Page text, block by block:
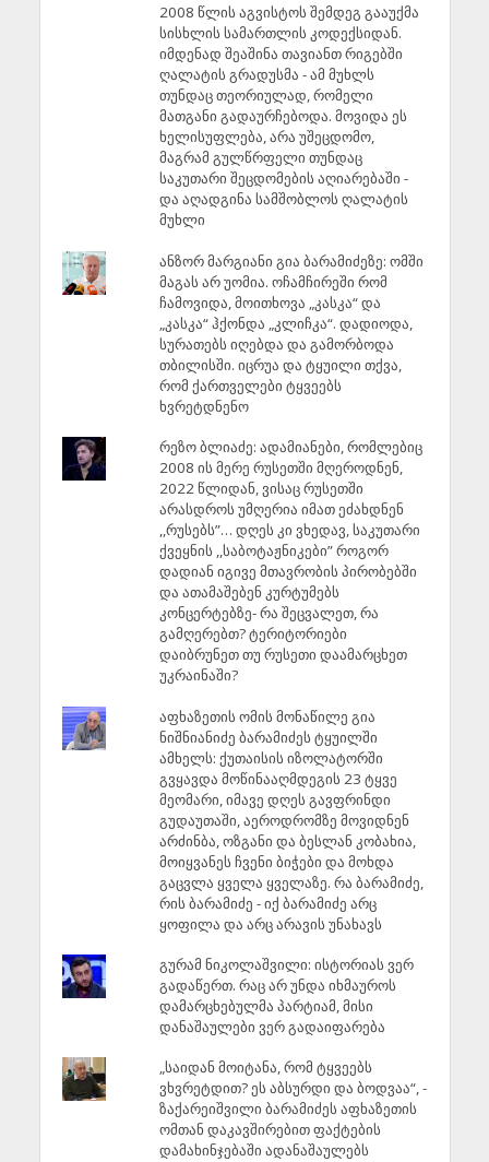
2008 წლის აგვისტოს შემდეგ გააუქმა
სისხლის სამართლის კოდექსიდან.
იმდენად შეაშინა თავიანთ რიგებში
ღალატის გრადუსმა - ამ მუხლს
თუნდაც თეორიულად, რომელი
მათგანი გადაურჩებოდა. მოვიდა ეს
ხელისუფლება, არა უშეცდომო,
მაგრამ გულწრფელი თუნდაც
საკუთარი შეცდომების აღიარებაში -
და აღადგინა სამშობლოს ღალატის
მუხლი
ანზორ მარგიანი გია ბარამიძეზე: ომში
მაგას არ უომია. ოჩამჩირეში რომ
ჩამოვიდა, მოითხოვა „კასკა“ და
„კასკა“ ჰქონდა „კლიჩკა“. დადიოდა,
სურათებს იღებდა და გამორბოდა
თბილისში. იცრუა და ტყუილი თქვა,
რომ ქართველები ტყვეებს
ხვრეტდნენო
რეზო ბლიაძე: ადამიანები, რომლებიც
2008 ის მერე რუსეთში მღეროდნენ,
2022 წლიდან, ვისაც რუსეთში
არასდროს უმღერია იმათ ეძახდნენ
,,რუსებს”… დღეს კი ვხედავ, საკუთარი
ქვეყნის ,,საბოტაჟნიკები” როგორ
დადიან იგივე მთავრობის პირობებში
და ათამაშებენ კურტუმებს
კონცერტებზე- რა შეცვალეთ, რა
გამღერებთ? ტერიტორიები
დაიბრუნეთ თუ რუსეთი დაამარცხეთ
უკრაინაში?
აფხაზეთის ომის მონაწილე გია
ნიშნიანიძე ბარამიძეს ტყუილში
ამხელს: ქუთაისის იზოლატორში
გვყავდა მოწინააღმდეგის 23 ტყვე
მეომარი, იმავე დღეს გავფრინდი
გუდაუთაში, აეროდრომზე მოვიდნენ
არძინბა, ოზგანი და ბესლან კობახია,
მოიყვანეს ჩვენი ბიჭები და მოხდა
გაცვლა ყველა ყველაზე. რა ბარამიძე,
რის ბარამიძე - იქ ბარამიძე არც
ყოფილა და არც არავის უნახავს
გურამ ნიკოლაშვილი: ისტორიას ვერ
გადაწერთ. რაც არ უნდა იხმაუროს
დამარცხებულმა პარტიამ, მისი
დანაშაულები ვერ გადაიფარება
„საიდან მოიტანა, რომ ტყვეებს
ვხვრეტდით? ეს აბსურდი და ბოდვაა“, -
ზაქარეიშვილი ბარამიძეს აფხაზეთის
ომთან დაკავშირებით ფაქტების
დამახინჯებაში ადანაშაულებს